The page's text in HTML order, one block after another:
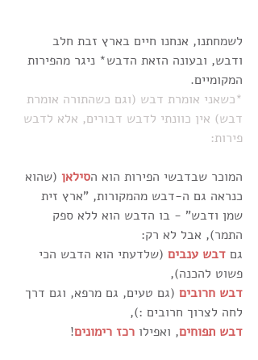
לשמחתנו, אנחנו חיים בארץ זבת חלב
ודבש, ובעונה הזאת הדבש* ניגר מהפירות
המקומיים.
*כשאני אומרת דבש (וגם כשהתורה אומרת
דבש) אין כוונתי לדבש דבורים, אלא לדבש
פירות:
המוכר שבדבשי הפירות הוא הסילאן (שהוא
כנראה גם ה-דבש מהמקורות, "ארץ זית
שמן ודבש" - בו הדבש הוא ללא ספק
התמר), אבל לא רק:
גם דבש ענבים (שלדעתי הוא הדבש הכי
פשוט להכנה),
דבש חרובים (גם טעים, גם מרפא, וגם דרך
לחה לצרוך חרובים :),
דבש תפוחים, ואפילו רכז רימונים!